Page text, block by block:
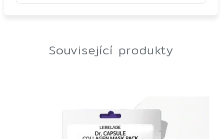
Související produkty